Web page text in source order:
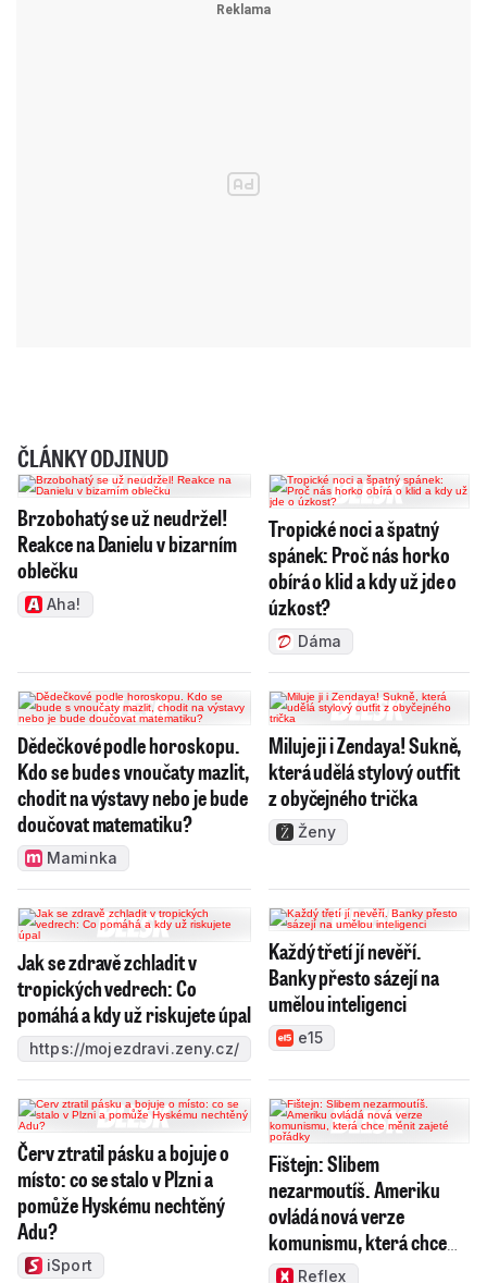
ČLÁNKY ODJINUD
Brzobohatý se už neudržel!
Reakce na Danielu v bizarním
oblečku
Aha!
Tropické noci a špatný
spánek: Proč nás horko
obírá o klid a kdy už jde o
úzkost?
Dáma
Dědečkové podle horoskopu.
Kdo se bude s vnoučaty mazlit,
chodit na výstavy nebo je bude
doučovat matematiku?
Maminka
Miluje ji i Zendaya! Sukně,
která udělá stylový outfit
z obyčejného trička
Ženy
Jak se zdravě zchladit v
tropických vedrech: Co
pomáhá a kdy už riskujete úpal
https://mojezdravi.zeny.cz/
Každý třetí jí nevěří.
Banky přesto sázejí na
umělou inteligenci
e15
Červ ztratil pásku a bojuje o
místo: co se stalo v Plzni a
pomůže Hyskému nechtěný
Adu?
iSport
Fištejn: Slibem
nezarmoutíš. Ameriku
ovládá nová verze
komunismu, která chce
měnit zajeté pořádky
Reflex